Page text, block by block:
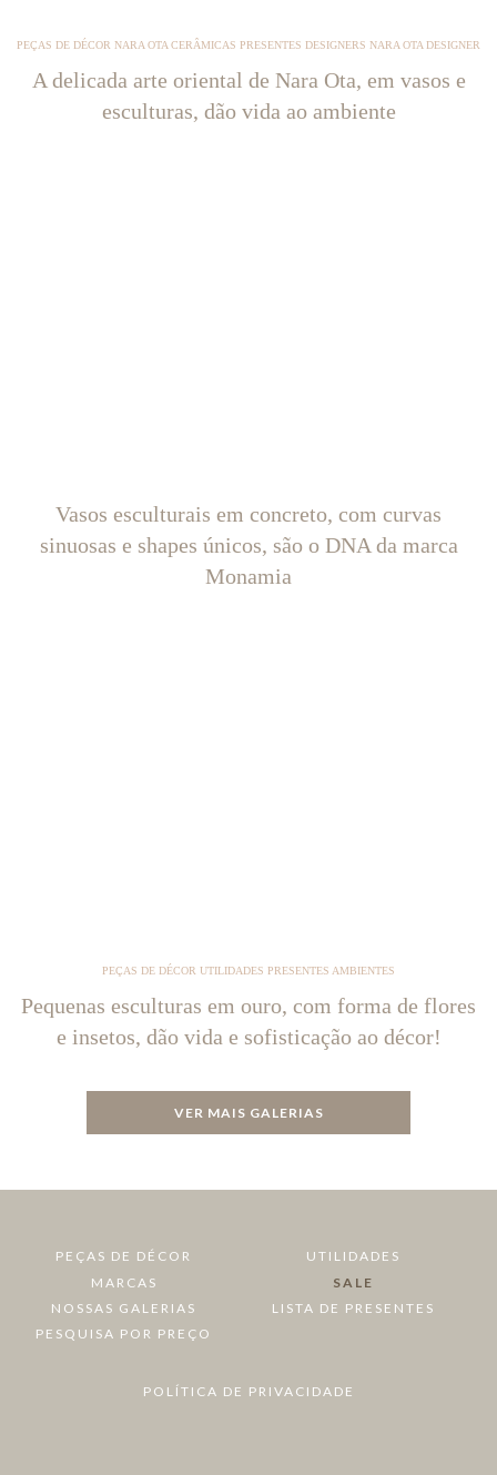
PEÇAS DE DÉCOR NARA OTA CERÂMICAS PRESENTES DESIGNERS NARA OTA DESIGNER
A delicada arte oriental de Nara Ota, em vasos e
esculturas, dão vida ao ambiente
Vasos esculturais em concreto, com curvas
sinuosas e shapes únicos, são o DNA da marca
Monamia
PEÇAS DE DÉCOR UTILIDADES PRESENTES AMBIENTES
Pequenas esculturas em ouro, com forma de flores
e insetos, dão vida e sofisticação ao décor!
VER MAIS GALERIAS
PEÇAS DE DÉCOR
UTILIDADES
MARCAS
SALE
NOSSAS GALERIAS
LISTA DE PRESENTES
PESQUISA POR PREÇO
POLÍTICA DE PRIVACIDADE